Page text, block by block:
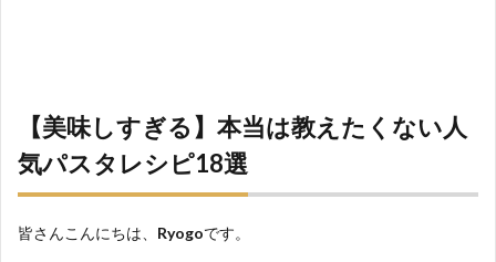
【美味しすぎる】本当は教えたくない人
気パスタレシピ18選
皆さんこんにちは、 Ryogoです。